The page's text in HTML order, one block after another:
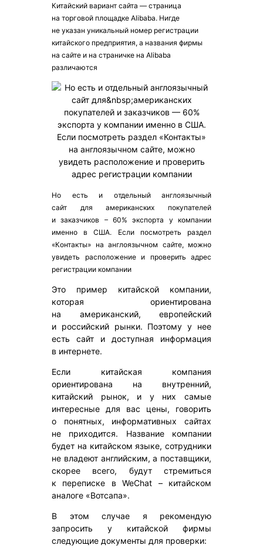
Китайский вариант сайта — страница
на торговой площадке Alibaba. Нигде
не указан уникальный номер регистрации
китайского предприятия, а названия фирмы
на сайте и на страничке на Alibaba
различаются
Но есть и отдельный англоязычный
сайт для американских покупателей
и заказчиков – 60% экспорта у компании
именно в США. Если посмотреть раздел
«Контакты» на англоязычном сайте, можно
увидеть расположение и проверить адрес
регистрации компании
Это пример китайской компании,
которая ориентирована
на американский, европейский
и российский рынки. Поэтому у нее
есть сайт и доступная информация
в интернете.
Если китайская компания
ориентирована на внутренний,
китайский рынок, и у них самые
интересные для вас цены, говорить
о понятных, информативных сайтах
не приходится. Название компании
будет на китайском языке, сотрудники
не владеют английским, а поставщики,
скорее всего, будут стремиться
к переписке в WeChat – китайском
аналоге «Вотсапа».
В этом случае я рекомендую
запросить у китайской фирмы
следующие документы для проверки: